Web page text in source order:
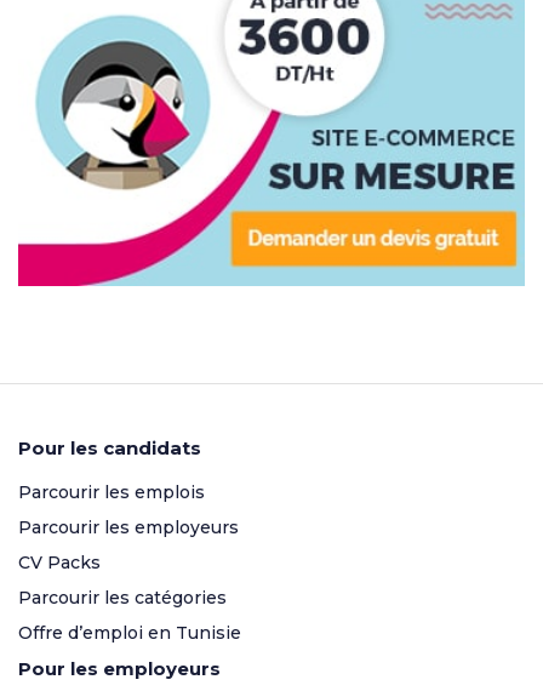
Pour les candidats
Parcourir les emplois
Parcourir les employeurs
CV Packs
Parcourir les catégories
Offre d’emploi en Tunisie
Pour les employeurs